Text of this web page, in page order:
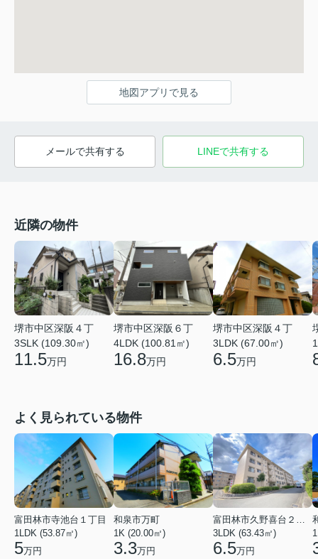
地図アプリで見る
メールで共有する LINEで共有する
近隣の物件
堺市中区深阪４丁
3SLK (109.30㎡)
11.5万円
堺市中区深阪６丁
4LDK (100.81㎡)
16.8万円
堺市中区深阪４丁
3LDK (67.00㎡)
6.5万円
よく見られている物件
富田林市寺池台１丁目
1LDK (53.87㎡)
5万円
和泉市万町
1K (20.00㎡)
3.3万円
富田林市久野喜台２丁目
3LDK (63.43㎡)
6.5万円